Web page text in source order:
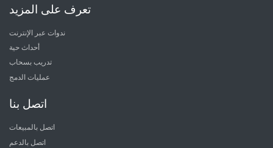
تعرف على المزيد
ندوات عبر الإنترنت
أحداث حية
تدريب بسحاب
عمليات الدمج
اتصل بنا
اتصل بالمبيعات
اتصل بالدعم